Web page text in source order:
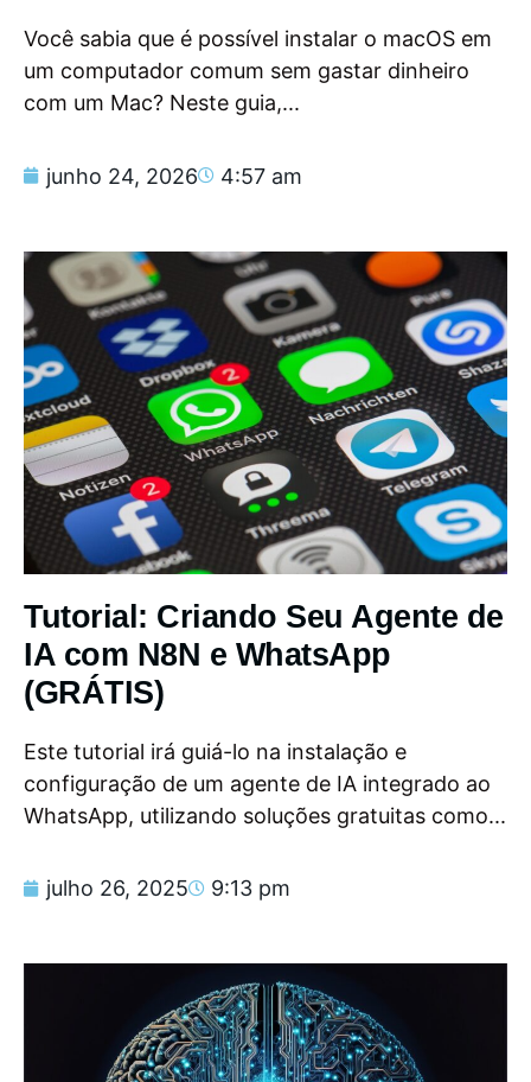
Você sabia que é possível instalar o macOS em
um computador comum sem gastar dinheiro
com um Mac? Neste guia,...
junho 24, 2026 4:57 am
Tutorial: Criando Seu Agente de
IA com N8N e WhatsApp
(GRÁTIS)
Este tutorial irá guiá-lo na instalação e
configuração de um agente de IA integrado ao
WhatsApp, utilizando soluções gratuitas como...
julho 26, 2025 9:13 pm